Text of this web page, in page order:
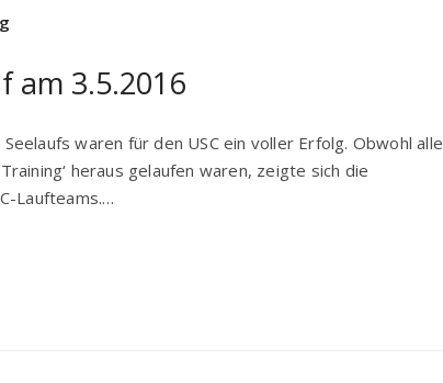
am 3.5.2016
waren für den USC ein voller Erfolg. Obwohl alle
heraus gelaufen waren, zeigte sich die
Laufteams.…